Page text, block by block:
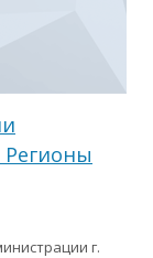
Регионы
г.